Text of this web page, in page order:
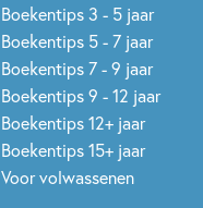
Boekentips 3 - 5 jaar
Boekentips 5 - 7 jaar
Boekentips 7 - 9 jaar
Boekentips 9 - 12 jaar
Boekentips 12+ jaar
Boekentips 15+ jaar
Voor volwassenen